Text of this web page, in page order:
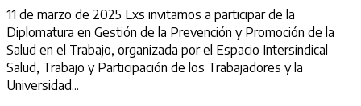
11 de marzo de 2025 Lxs invitamos a participar de la
Diplomatura en Gestión de la Prevención y Promoción de la
Salud en el Trabajo, organizada por el Espacio Intersindical
Salud, Trabajo y Participación de los Trabajadores y la
Universidad...